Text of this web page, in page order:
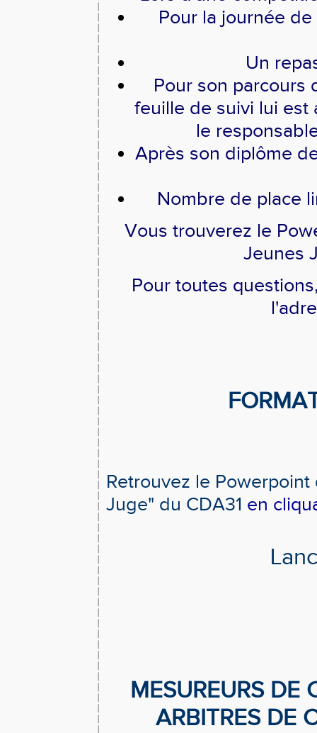
Pour la journée
Un
Pour son parcours
feuille de suivi lui est
le
Après son diplôme
Nombre de place
Vous trouverez le
Jeunes
Pour toutes
Retrouvez le
Juge" du CDA31 en
MESUREURS DE
ARBITRES DE